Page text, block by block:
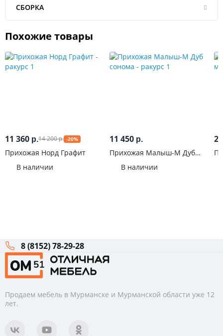
СБОРКА
Похожие товары
11 360 р.14 200р. -20%
Прихожая Норд Графит
В наличии
11 450 р.
Прихожая Малыш-М Дуб
В наличии
8 (8152) 78-29-28
Продаем мебель в Мурманске и Мурманской области уже 12
лет.